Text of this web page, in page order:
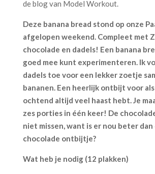
de blog van Model Workout.
Deze banana bread stond op onze
afgelopen weekend. Compleet met
chocolade en dadels! Een banana
goed mee kunt experimenteren. Ik
dadels toe voor een lekker zoetje
bananen. Een heerlijk ontbijt voor
ochtend altijd veel haast hebt. Je
zes porties in één keer! De
niet missen, want is er nou beter dan
chocolade ontbijtje?
Wat heb je nodig (12 plakken)